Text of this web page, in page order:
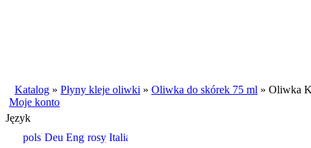
Katalog » Płyny kleje oliwki » Oliwka do skórek 75 ml » Oliwka
Moje konto
Język